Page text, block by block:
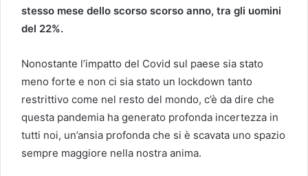
stesso mese dello scorso scorso anno, tra gli uomini
del 22%.
Nonostante l’impatto del Covid sul paese sia stato
meno forte e non ci sia stato un lockdown tanto
restrittivo come nel resto del mondo, c’è da dire che
questa pandemia ha generato profonda incertezza in
tutti noi, un’ansia profonda che si è scavata uno spazio
sempre maggiore nella nostra anima.